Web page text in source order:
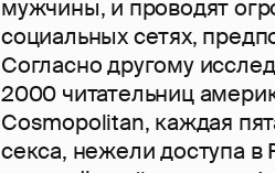
мужчины, и проводят
социальных сетях,
Согласно другому
2000 читательниц
Cosmopolitan, каждая
секса, нежели доступа